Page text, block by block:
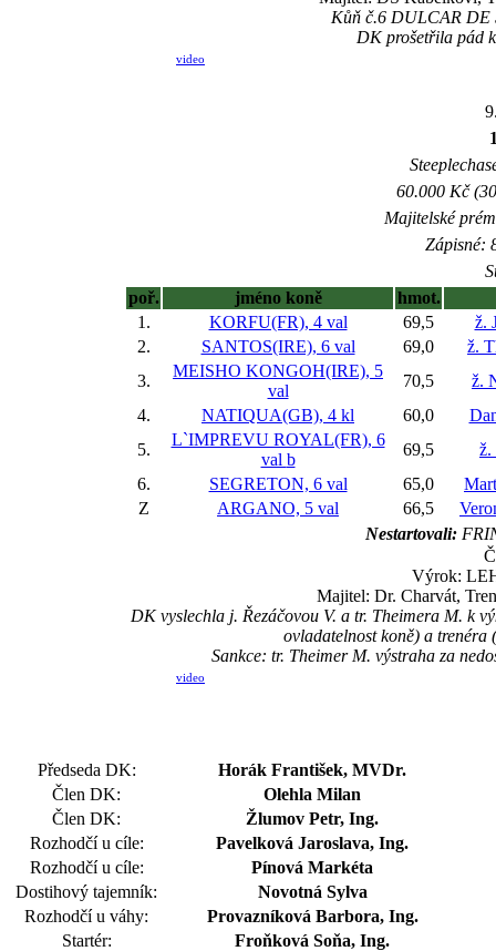
Kůň č.6 DULCAR DE
DK prošetřila pád
video
60.000 Kč
Majitelské
Zápisné:
poř.
jméno koně
hmot.
1.
KORFU(FR), 4 val 69,5
ž.
2.
SANTOS(IRE), 6 val 69,0
ž.
3.
MEISHO KONGOH(IRE), 5
val
70,5
ž.
4.
NATIQUA(GB), 4 kl 60,0
5.
L`IMPREVU ROYAL(FR), 6
val b
69,5
ž.
6.
SEGRETON, 6 val 65,0
Z
ARGANO, 5 val 66,5
Nestartovali:
Výrok:
Majitel: Dr. Charvát,
DK vyslechla j. Řezáčovou V. a tr. Theimera M. k
ovladatelnost koně) a trenéra
Sankce: tr. Theimer M. výstraha za
video
Předseda DK:
Horák František, MVDr.
Člen DK:
Olehla Milan
Člen DK:
Žlumov Petr, Ing.
Rozhodčí u cíle:
Pavelková Jaroslava, Ing.
Rozhodčí u cíle:
Pínová Markéta
Dostihový tajemník:
Novotná Sylva
Rozhodčí u váhy:
Provazníková Barbora, Ing.
Startér:
Froňková Soňa, Ing.